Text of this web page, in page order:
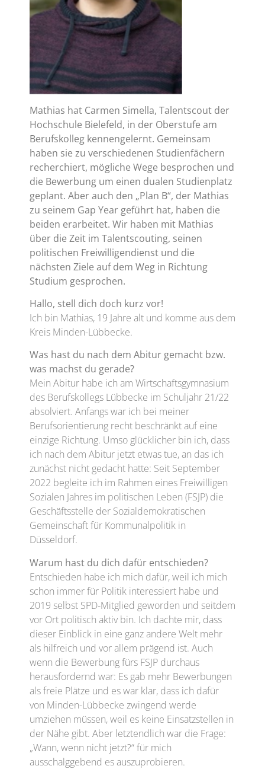
Mathias hat Carmen Simella, Talentscout der
Hochschule Bielefeld, in der Oberstufe am
Berufskolleg kennengelernt. Gemeinsam
haben sie zu verschiedenen Studienfächern
recherchiert, mögliche Wege besprochen und
die Bewerbung um einen dualen Studienplatz
geplant. Aber auch den „Plan B“, der Mathias
zu seinem Gap Year geführt hat, haben die
beiden erarbeitet. Wir haben mit Mathias
über die Zeit im Talentscouting, seinen
politischen Freiwilligendienst und die
nächsten Ziele auf dem Weg in Richtung
Studium gesprochen.
Hallo, stell dich doch kurz vor!
Ich bin Mathias, 19 Jahre alt und komme aus dem
Kreis Minden-Lübbecke.
Was hast du nach dem Abitur gemacht bzw.
was machst du gerade?
Mein Abitur habe ich am Wirtschaftsgymnasium
des Berufskollegs Lübbecke im Schuljahr 21/22
absolviert. Anfangs war ich bei meiner
Berufsorientierung recht beschränkt auf eine
einzige Richtung. Umso glücklicher bin ich, dass
ich nach dem Abitur jetzt etwas tue, an das ich
zunächst nicht gedacht hatte: Seit September
2022 begleite ich im Rahmen eines Freiwilligen
Sozialen Jahres im politischen Leben (FSJP) die
Geschäftsstelle der Sozialdemokratischen
Gemeinschaft für Kommunalpolitik in
Düsseldorf.
Warum hast du dich dafür entschieden?
Entschieden habe ich mich dafür, weil ich mich
schon immer für Politik interessiert habe und
2019 selbst SPD-Mitglied geworden und seitdem
vor Ort politisch aktiv bin. Ich dachte mir, dass
dieser Einblick in eine ganz andere Welt mehr
als hilfreich und vor allem prägend ist. Auch
wenn die Bewerbung fürs FSJP durchaus
herausfordernd war: Es gab mehr Bewerbungen
als freie Plätze und es war klar, dass ich dafür
von Minden-Lübbecke zwingend werde
umziehen müssen, weil es keine Einsatzstellen in
der Nähe gibt. Aber letztendlich war die Frage:
„Wann, wenn nicht jetzt?“ für mich
ausschalggebend es auszuprobieren.